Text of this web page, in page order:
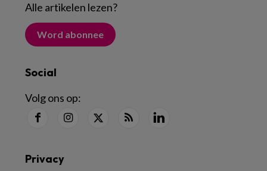
Alle artikelen lezen?
Word abonnee
Social
Volg ons op:
Privacy